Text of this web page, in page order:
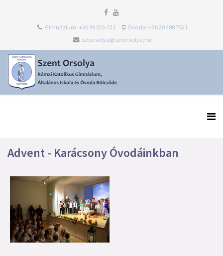
Gimnázium: +36 99 523-511
Óvoda: +36 20 498 7521
sztorsolya@sztorsolya.hu
Advent - Karácsony Óvodáinkban